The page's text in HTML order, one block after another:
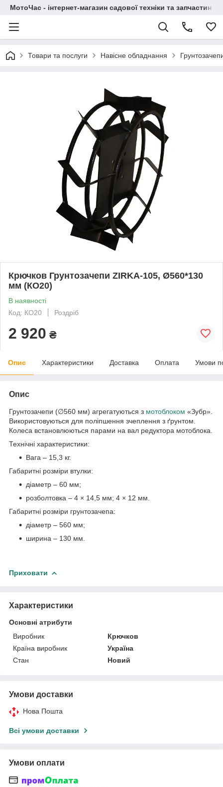
МотоЧас - інтернет-магазин садової техніки та запчастин
Товари та послуги Навісне обладнання
Крючков Грунтозачепи ZIRKA-105, Ø560*130
мм (КО20)
В наявності
Код: КО20
Роздріб
2 920 ₴
Опис Характеристики Доставка Оплата Умови
Опис
Грунтозачепи (∅560 мм) агрегатуються з мотоблоком «Зубр».
Використовуються для поліпшення зчеплення з ґрунтом.
Колеса встановлюються парами на вал редуктора мотоблока.
Технічні характеристики:
Вага – 15,3 кг.
Габаритні розміри втулки:
діаметр – 60 мм;
розболтовка – 4 × 14,5 мм; 4 × 12 мм.
Габаритні розміри грунтозачепа:
діаметр – 560 мм;
ширина – 130 мм.
Приховати
Характеристики
Основні атрибути
Виробник
Крючков
Країна виробник
Україна
Стан
Новий
Умови доставки
Нова Пошта
Всі умови доставки
Умови оплати